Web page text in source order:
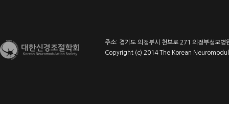
주소: 경기도 의정부시 천보로 271 의정부성
Copyright (c) 2014 The Korean